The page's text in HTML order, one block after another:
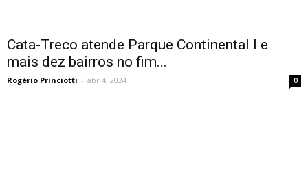
Cata-Treco atende Parque Continental I e
mais dez bairros no fim...
Rogério Princiotti - abr 4, 2024 0